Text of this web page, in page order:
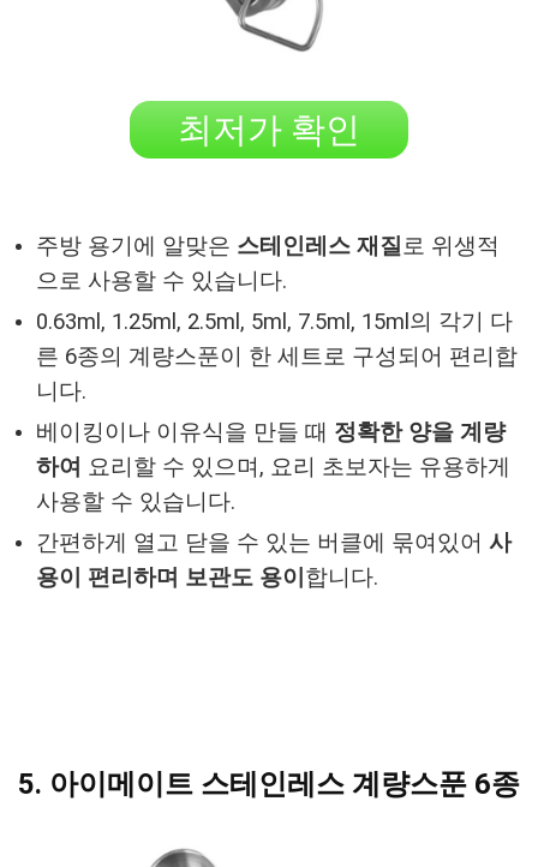
최저가 확인
주방 용기에 알맞은 스테인레스 재질로 위생적
으로 사용할 수 있습니다.
0.63ml, 1.25ml, 2.5ml, 5ml, 7.5ml, 15ml의 각기 다
른 6종의 계량스푼이 한 세트로 구성되어 편리합
니다.
베이킹이나 이유식을 만들 때 정확한 양을 계량
하여 요리할 수 있으며, 요리 초보자는 유용하게
사용할 수 있습니다.
간편하게 열고 닫을 수 있는 버클에 묶여있어 사
용이 편리하며 보관도 용이 합니다.
5. 아이메이트 스테인레스 계량스푼 6종